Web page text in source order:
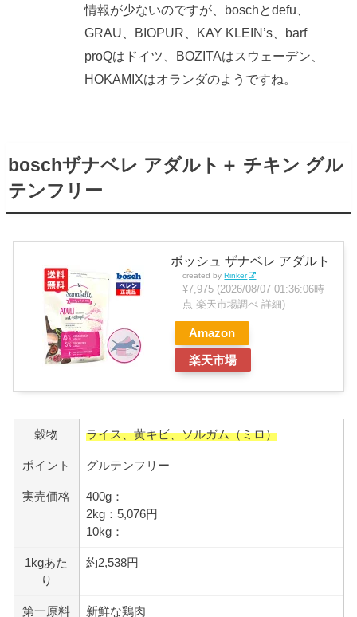
情報が少ないのですが、boschとdefu、
GRAU、BIOPUR、KAY KLEIN’s、barf
proQはドイツ、BOZITAはスウェーデン、
HOKAMIXはオランダのようですね。
boschザナベレ アダルト＋ チキン グル
テンフリー
ボッシュ ザナベレ アダルト
created byRinker
¥7,975 (2026/08/07 01:36:06時
点 楽天市場調べ-詳細)
Amazon
楽天市場
穀物 ライス、黄キビ、ソルガム（ミロ）
ポイント グルテンフリー
実売価格
400g：
2kg：5,076円
10kg：
1kgあた
り
約2,538円
第一原料 新鮮な鶏肉